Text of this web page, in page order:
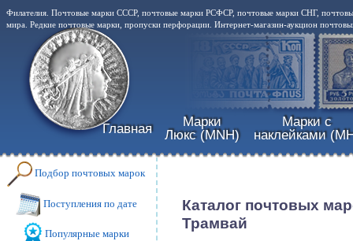
Филателия. Почтовые марки СССР, почтовые марки РСФСР, почтовые марки СНГ,
мира. Редкие почтовые марки, пропуски перфорации. Интернет-магазин-аукцион
Главная
Марки
Люкс (MNH)
Марки с
наклейками
Подбор почтовых марок
Поступления по дате
Популярные марки
Каталог почтовых
Трамвай